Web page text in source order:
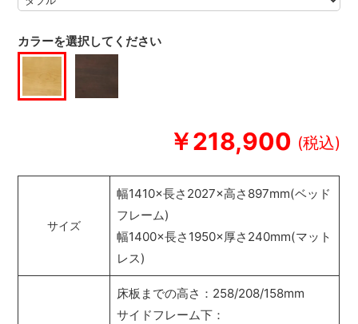
￥218,900
カラーを選択してください
サイズ
幅1410×長さ2027×高さ897mm(ベッド
フレーム)
幅1400×長さ1950×厚さ240mm(マット
レス)
床板までの高さ：258/208/158mm
サイドフレーム下：